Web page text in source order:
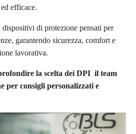
efficace.
di protezione pensati per
garantendo sicurezza, comfort e
lavorativa.
la scelta dei DPI il team
per consigli personalizzati e